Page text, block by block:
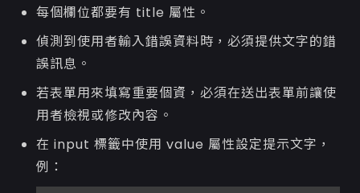
每個欄位都要有 title 屬性。
偵測到使用者輸入錯誤資料時，必須提供文字的錯
誤訊息。
若表單用來填寫重要個資，必須在送出表單前讓使
用者檢視或修改內容。
在 input 標籤中使用 value 屬性設定提示文字，
例：